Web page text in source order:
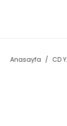
Anasayfa CD